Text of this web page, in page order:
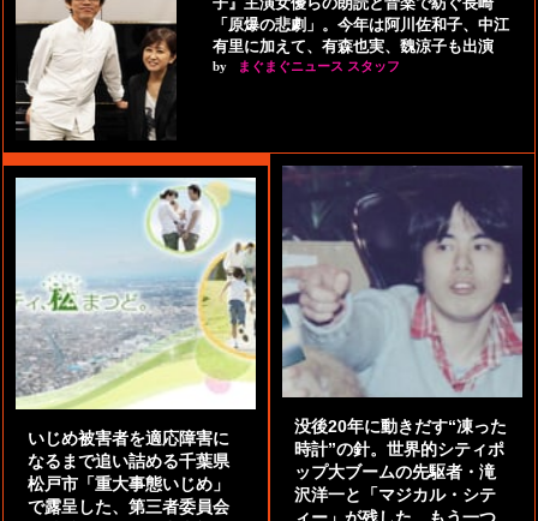
「原爆の悲劇」。今年は阿川佐和子、中江
有里に加えて、有森也実、魏涼子も出演
by まぐまぐニュース スタッフ
いじめ被害者を適応障害に
なるまで追い詰める千葉県
松戸市「重大事態いじめ」
で露呈した、第三者委員会
没後20年に動きだす“凍った
時計”の針。世界的シティポ
ップ大ブームの先駆者・滝
沢洋一と「マジカル・シテ